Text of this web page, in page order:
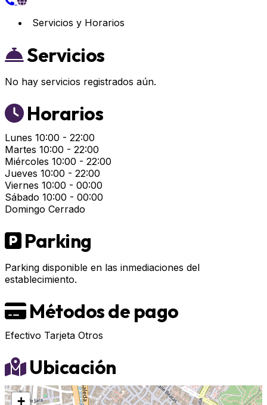
Servicios y Horarios
Servicios
No hay servicios registrados aún.
Horarios
Lunes 10:00 - 22:00
Martes 10:00 - 22:00
Miércoles 10:00 - 22:00
Jueves 10:00 - 22:00
Viernes 10:00 - 00:00
Sábado 10:00 - 00:00
Domingo Cerrado
Parking
Parking disponible en las inmediaciones del
establecimiento.
Métodos de pago
Efectivo Tarjeta Otros
Ubicación
+